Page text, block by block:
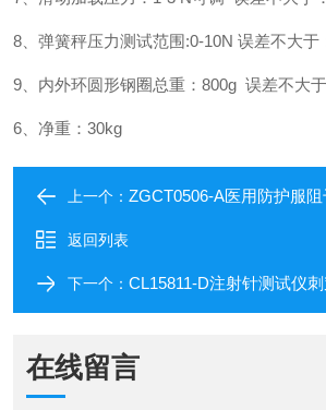
8、弹簧秤压力测试范围:0-10N 误差不大于
9、内外环圆形钢圈总重：800g 误差不大
6、净重：30kg
上一个： ZGCT0506-A医用防护服阻干态
返回列表
下一个： CL15811-D注射针测试仪刺穿力
在线留言